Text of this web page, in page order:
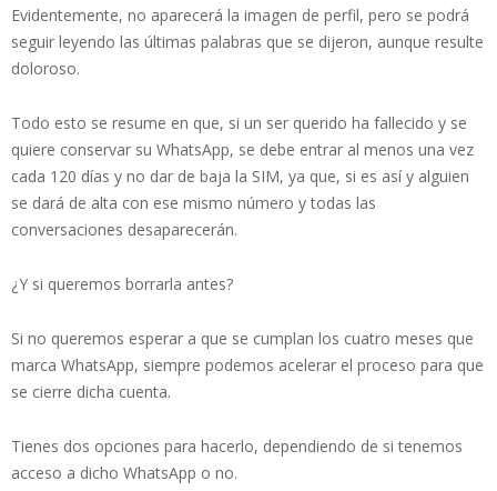
Evidentemente, no aparecerá la imagen de perfil, pero se podrá
seguir leyendo las últimas palabras que se dijeron, aunque resulte
doloroso.
Todo esto se resume en que, si un ser querido ha fallecido y se
quiere conservar su WhatsApp, se debe entrar al menos una vez
cada 120 días y no dar de baja la SIM, ya que, si es así y alguien
se dará de alta con ese mismo número y todas las
conversaciones desaparecerán.
¿Y si queremos borrarla antes?
Si no queremos esperar a que se cumplan los cuatro meses que
marca WhatsApp, siempre podemos acelerar el proceso para que
se cierre dicha cuenta.
Tienes dos opciones para hacerlo, dependiendo de si tenemos
acceso a dicho WhatsApp o no.